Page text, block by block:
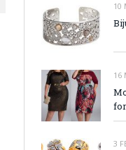
10
16
3